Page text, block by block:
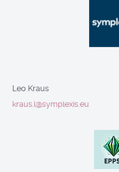
Leo Kraus
kraus.l@symplexis.eu